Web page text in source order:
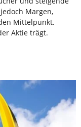
Margen,
Mittelpunkt.
Aktie trägt.